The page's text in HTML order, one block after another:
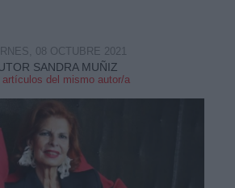
SANDRA MUÑIZ
artículos del mismo autor/a
08 OCTUBRE 2021